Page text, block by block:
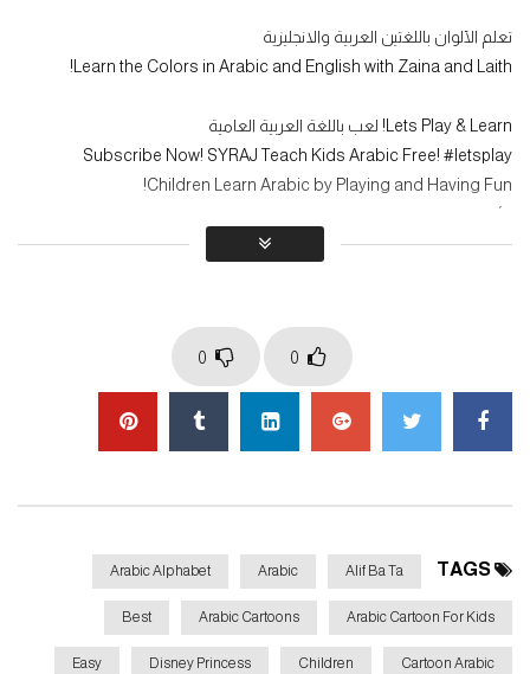
عزوز – طيور بيبي
1.4K
0
تعلم الألوان باللغتين العربية والانجليزية
Learn the Colors in Arabic and English with Zaina and Laith!
Lets Play & Learn! لعب باللغة العربية العامية
Subscribe Now! SYRAJ Teach Kids Arabic Free! #letsplay
Children Learn Arabic by Playing and Having Fun!
الأطفال تعلم اللغة العربية عن طريق اللعب و يلهون
structure all by playing and having fun! Great fun for kids and
يتعلم الأطفال اللغة العربية بطريقة أفضل من خلال اللعب. تعليم الاطفال
العربية العامية و المفردات العربية بالاضافة الى بناء الجمل عن طريق اللعب
https://www.Youtube.com/user/syrajarabicbooks
Tweets by TeachKidsArabic
https://www.plus.Google.com/+SyrajArabic
0
0
TAGS
Alif Ba Ta
Arabic
Arabic Alphabet
Arabic Cartoon For Kids
Arabic Cartoons
Best
Cartoon Arabic
Children
Disney Princess
Easy